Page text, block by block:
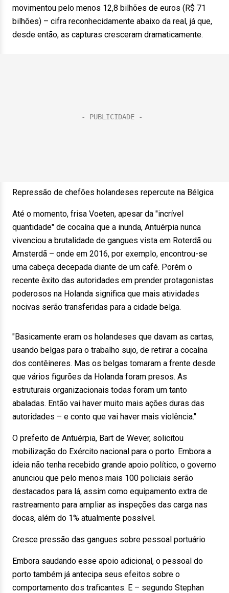
movimentou pelo menos 12,8 bilhões de euros (R$ 71
bilhões) – cifra reconhecidamente abaixo da real, já que,
desde então, as capturas cresceram dramaticamente.
Repressão de chefões holandeses repercute na Bélgica
Até o momento, frisa Voeten, apesar da "incrível
quantidade" de cocaína que a inunda, Antuérpia nunca
vivenciou a brutalidade de gangues vista em Roterdã ou
Amsterdã – onde em 2016, por exemplo, encontrou-se
uma cabeça decepada diante de um café. Porém o
recente êxito das autoridades em prender protagonistas
poderosos na Holanda significa que mais atividades
nocivas serão transferidas para a cidade belga.
"Basicamente eram os holandeses que davam as cartas,
usando belgas para o trabalho sujo, de retirar a cocaína
dos contêineres. Mas os belgas tomaram a frente desde
que vários figurões da Holanda foram presos. As
estruturais organizacionais todas foram um tanto
abaladas. Então vai haver muito mais ações duras das
autoridades – e conto que vai haver mais violência."
O prefeito de Antuérpia, Bart de Wever, solicitou
mobilização do Exército nacional para o porto. Embora a
ideia não tenha recebido grande apoio político, o governo
anunciou que pelo menos mais 100 policiais serão
destacados para lá, assim como equipamento extra de
rastreamento para ampliar as inspeções das carga nas
docas, além do 1% atualmente possível.
Cresce pressão das gangues sobre pessoal portuário
Embora saudando esse apoio adicional, o pessoal do
porto também já antecipa seus efeitos sobre o
comportamento dos traficantes. E – segundo Stephan